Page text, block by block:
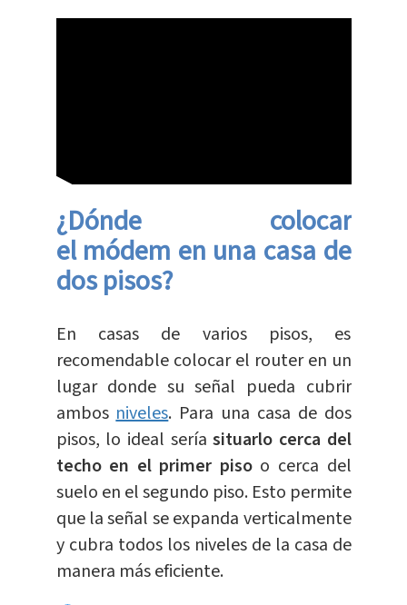
¿Dónde colocar
elmódem en una casa de
dos pisos?
En casas de varios pisos, es
recomendable colocar el router en un
lugar donde su señal pueda cubrir
ambosniveles. Para una casa de dos
pisos, lo ideal seríasituarlo cerca del
techo en el primer pisoo cerca del
suelo en el segundo piso. Esto permite
que la señal se expanda verticalmente
y cubra todos los niveles de la casa de
manera más eficiente.